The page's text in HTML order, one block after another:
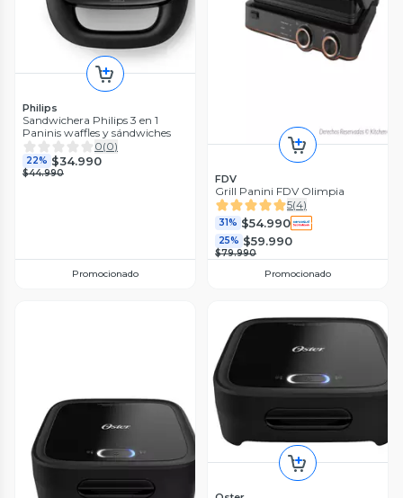
Philips
Sandwichera Philips 3 en 1
Paninis waffles y sándwiches
0(0)
22% $34.990
$44.990
Promocionado
FDV
Grill Panini FDV Olimpia
5(4)
31% $54.990
25% $59.990
$79.990
Promocionado